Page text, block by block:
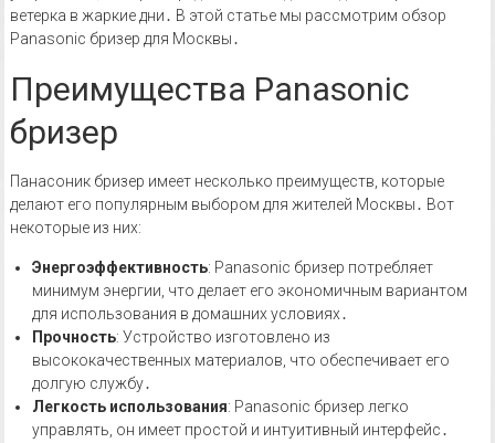
ветерка в жаркие дни․ В этой статье мы рассмотрим обзор
Panasonic бризер для Москвы․
Преимущества Panasonic
бризер
Панасоник бризер имеет несколько преимуществ, которые
делают его популярным выбором для жителей Москвы․ Вот
некоторые из них:
Энергоэффективность: Panasonic бризер потребляет
минимум энергии, что делает его экономичным вариантом
для использования в домашних условиях․
Прочность: Устройство изготовлено из
высококачественных материалов, что обеспечивает его
долгую службу․
Легкость использования: Panasonic бризер легко
управлять, он имеет простой и интуитивный интерфейс․